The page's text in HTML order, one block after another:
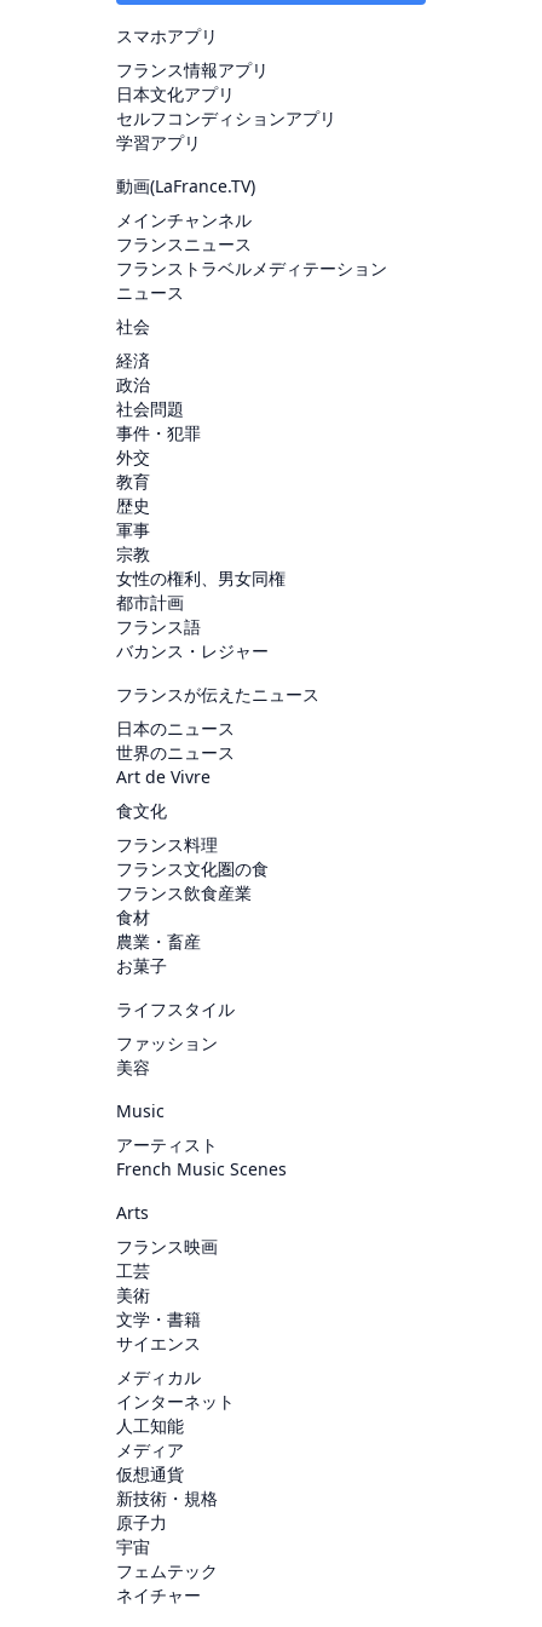
スマホアプリ
フランス情報アプリ
日本文化アプリ
セルフコンディションアプリ
学習アプリ
動画(LaFrance.TV)
メインチャンネル
フランスニュース
フランストラベルメディテーション
ニュース
社会
経済
政治
社会問題
事件・犯罪
外交
教育
歴史
軍事
宗教
女性の権利、男女同権
都市計画
フランス語
バカンス・レジャー
フランスが伝えたニュース
日本のニュース
世界のニュース
Art de Vivre
食文化
フランス料理
フランス文化圏の食
フランス飲食産業
食材
農業・畜産
お菓子
ライフスタイル
ファッション
美容
Music
アーティスト
French Music Scenes
Arts
フランス映画
工芸
美術
文学・書籍
サイエンス
メディカル
インターネット
人工知能
メディア
仮想通貨
新技術・規格
原子力
宇宙
フェムテック
ネイチャー